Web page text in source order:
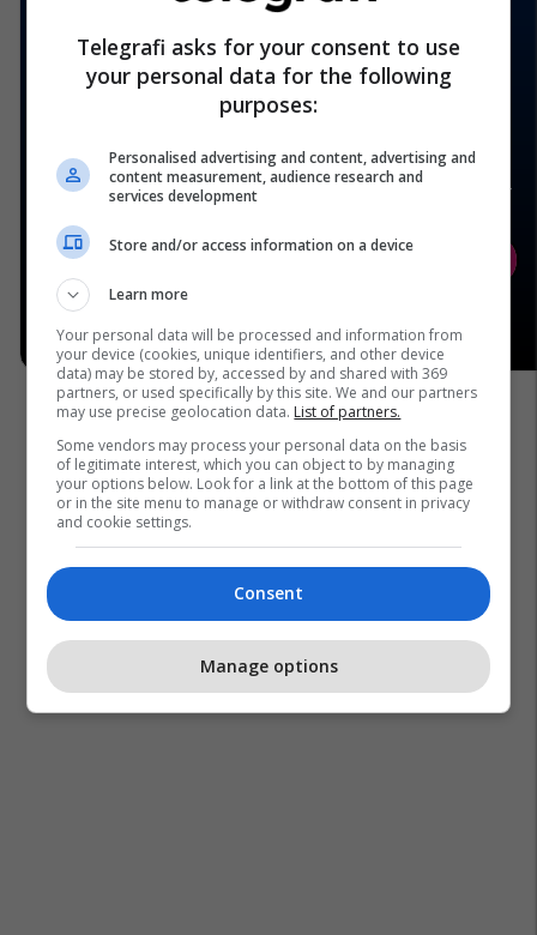
Telegrafi asks for your consent to use
your personal data for the following
purposes:
Personalised advertising and content, advertising and
content measurement, audience research and
services development
Store and/or access information on a device
Learn more
Your personal data will be processed and information from
your device (cookies, unique identifiers, and other device
data) may be stored by, accessed by and shared with 369
partners, or used specifically by this site. We and our partners
may use precise geolocation data. List of partners.
Some vendors may process your personal data on the basis
of legitimate interest, which you can object to by managing
your options below. Look for a link at the bottom of this page
or in the site menu to manage or withdraw consent in privacy
and cookie settings.
Consent
Manage options